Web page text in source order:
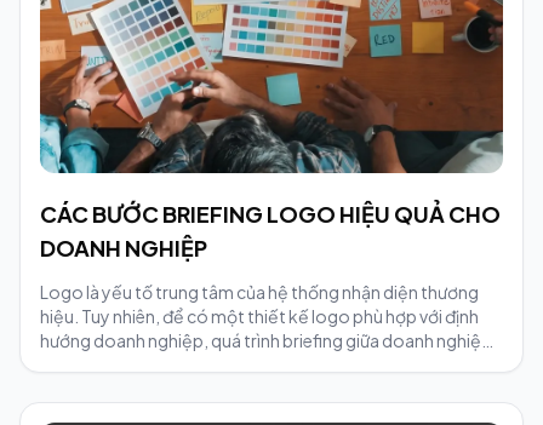
CÁC BƯỚC BRIEFING LOGO HIỆU QUẢ CHO
DOANH NGHIỆP
Logo là yếu tố trung tâm của hệ thống nhận diện thương
hiệu. Tuy nhiên, để có một thiết kế logo phù hợp với định
hướng doanh nghiệp, quá trình briefing giữa doanh nghiệp